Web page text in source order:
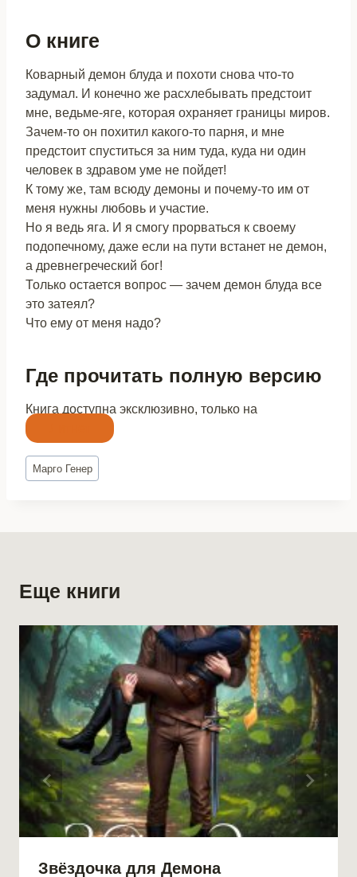
О книге
Коварный демон блуда и похоти снова что-то
задумал. И конечно же расхлебывать предстоит
мне, ведьме-яге, которая охраняет границы миров.
Зачем-то он похитил какого-то парня, и мне
предстоит спуститься за ним туда, куда ни один
человек в здравом уме не пойдет!
К тому же, там всюду демоны и почему-то им от
меня нужны любовь и участие.
Но я ведь яга. И я смогу прорваться к своему
подопечному, даже если на пути встанет не демон,
а древнегреческий бог!
Только остается вопрос — зачем демон блуда все
это затеял?
Что ему от меня надо?
Где прочитать полную версию
Книга доступна эксклюзивно, только на
Метки
записи:
Марго Генер
Еще книги
Звёздочка для Демона